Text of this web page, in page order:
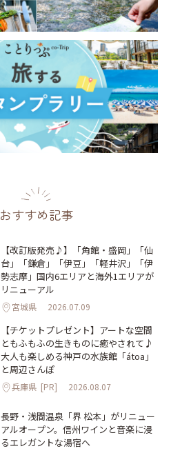
おすすめ記事
【改訂版発売♪】「角館・盛岡」「仙
台」「鎌倉」「伊豆」「軽井沢」「伊
勢志摩」国内6エリアと海外1エリアが
リニューアル
宮城県 2026.07.09
【チケットプレゼント】アートな空間
ともふもふの生きものに癒やされて♪
大人も楽しめる神戸の水族館「átoa」
と周辺さんぽ
兵庫県 [PR] 2026.08.07
長野・浅間温泉「界 松本」がリニュー
アルオープン。信州ワインと音楽に浸
るエレガントな湯宿へ